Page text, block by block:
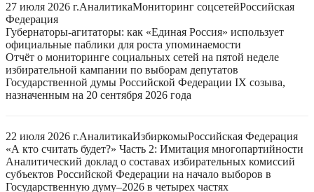
27 июля 2026 г.АналитикаМониторинг соцсетейРоссийская
Федерация
Губернаторы-агитаторы: как «Единая Россия» использует
официальные паблики для роста упоминаемости
Отчёт о мониторинге социальных сетей на пятой неделе
избирательной кампании по выборам депутатов
Государственной думы Российской Федерации IX созыва,
назначенным на 20 сентября 2026 года
22 июля 2026 г.АналитикаИзбиркомыРоссийская Федерация
«А кто считать будет?» Часть 2: Имитация многопартийности
Аналитический доклад о составах избирательных комиссий
субъектов Российской Федерации на начало выборов в
Государственную думу–2026 в четырех частях